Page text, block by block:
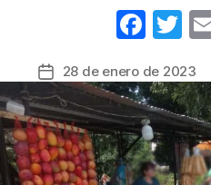
F
c
e
b
o
T
itt
er
Fecha
de
la
entrada
28 de enero de 2023